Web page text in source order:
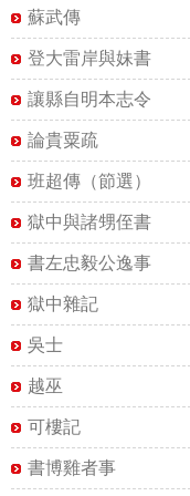
蘇武傳
登大雷岸與妹書
讓縣自明本志令
論貴粟疏
班超傳（節選）
獄中與諸甥侄書
書左忠毅公逸事
獄中雜記
吳士
越巫
可樓記
書博雞者事